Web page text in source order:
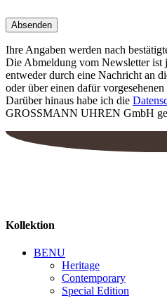
Ihre Angaben werden nach
Die Abmeldung vom Newsletter ist
entweder durch eine Nachricht an
oder über einen dafür
Darüber hinaus habe ich die
GROSSMANN UHREN GmbH
Kollektion
BENU
Heritage
Contemporary
Special Edition